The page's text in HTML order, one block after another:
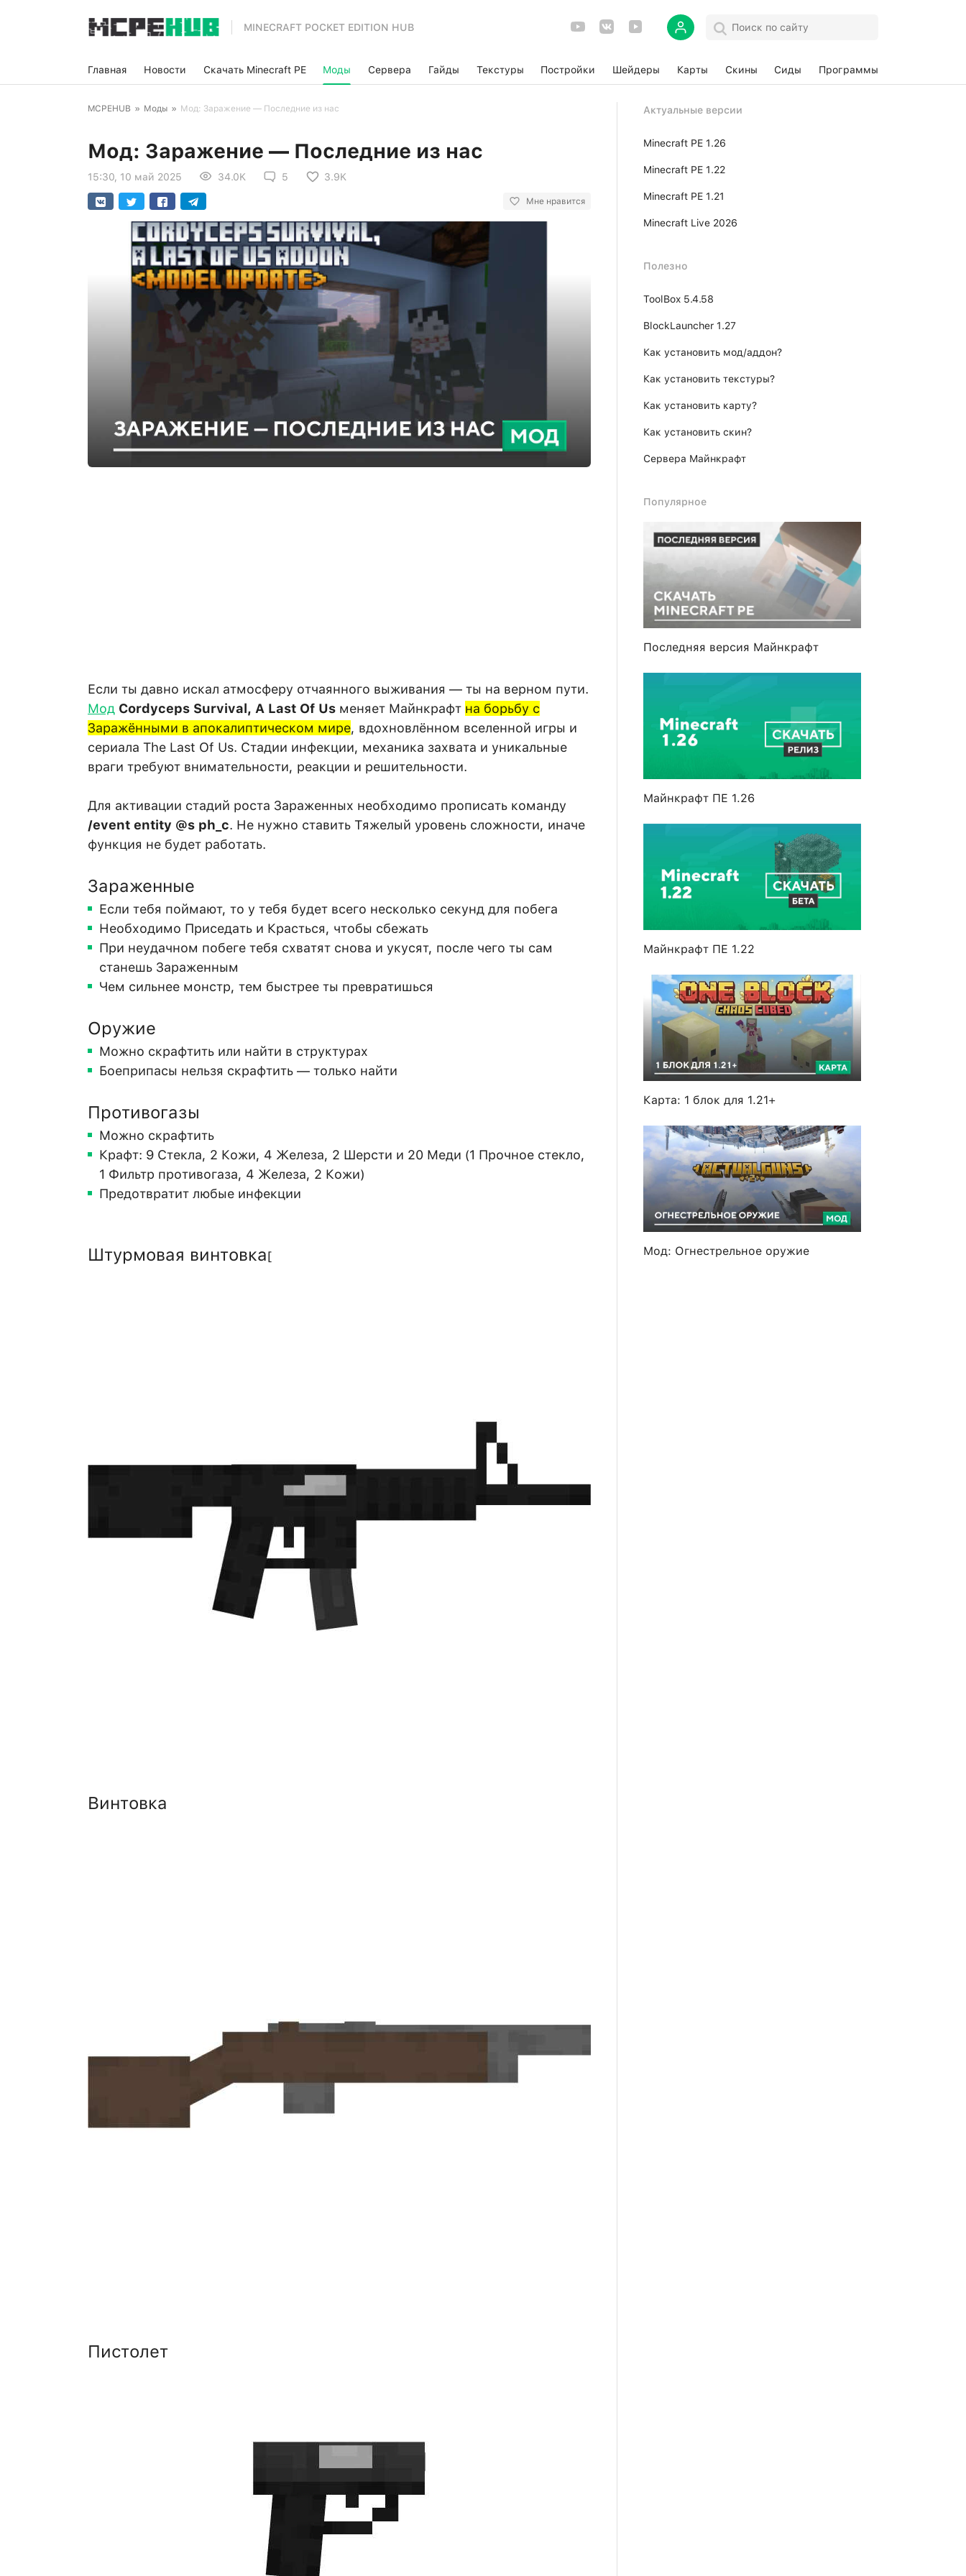
MINECRAFT POCKET EDITION HUB
Главная Новости Скачать Minecraft PE Моды Сервера Гайды Текстуры Постройки Шейдеры Карты Скины Сиды Программы
MCPEHUB » Моды » Мод: Заражение — Последние из нас
Мод: Заражение — Последние из нас
15:30, 10 май 2025 34.0K 5 3.9K
Мне нравится
Если ты давно искал атмосферу отчаянного выживания — ты на верном пути.
Мод Cordyceps Survival, A Last Of Us меняет Майнкрафт на борьбу с
Заражёнными в апокалиптическом мире, вдохновлённом вселенной игры и
сериала The Last Of Us. Стадии инфекции, механика захвата и уникальные
враги требуют внимательности, реакции и решительности.
Для активации стадий роста Зараженных необходимо прописать команду
/event entity @s ph_c. Не нужно ставить Тяжелый уровень сложности, иначе
функция не будет работать.
Зараженные
Если тебя поймают, то у тебя будет всего несколько секунд для побега
Необходимо Приседать и Красться, чтобы сбежать
При неудачном побеге тебя схватят снова и укусят, после чего ты сам
станешь Зараженным
Чем сильнее монстр, тем быстрее ты превратишься
Оружие
Можно скрафтить или найти в структурах
Боеприпасы нельзя скрафтить — только найти
Противогазы
Можно скрафтить
Крафт: 9 Стекла, 2 Кожи, 4 Железа, 2 Шерсти и 20 Меди (1 Прочное стекло,
1 Фильтр противогаза, 4 Железа, 2 Кожи)
Предотвратит любые инфекции
Штурмовая винтовка[
Винтовка
Пистолет
Актуальные версии
Minecraft PE 1.26
Minecraft PE 1.22
Minecraft PE 1.21
Minecraft Live 2026
Полезно
ToolBox 5.4.58
BlockLauncher 1.27
Как установить мод/аддон?
Как установить текстуры?
Как установить карту?
Как установить скин?
Сервера Майнкрафт
Популярное
Последняя версия Майнкрафт
Майнкрафт ПЕ 1.26
Майнкрафт ПЕ 1.22
Карта: 1 блок для 1.21+
Мод: Огнестрельное оружие